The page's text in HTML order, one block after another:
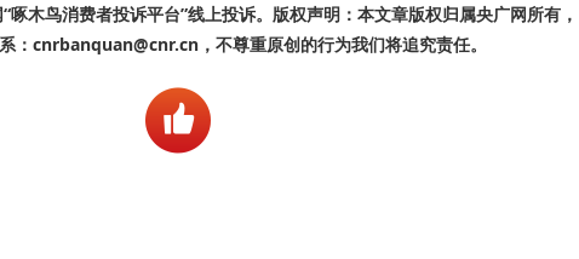
啄木鸟消费者投诉平台”线上投诉。版权声明：本文章版权归属央广网所有，
：cnrbanquan@cnr.cn，不尊重原创的行为我们将追究责任。